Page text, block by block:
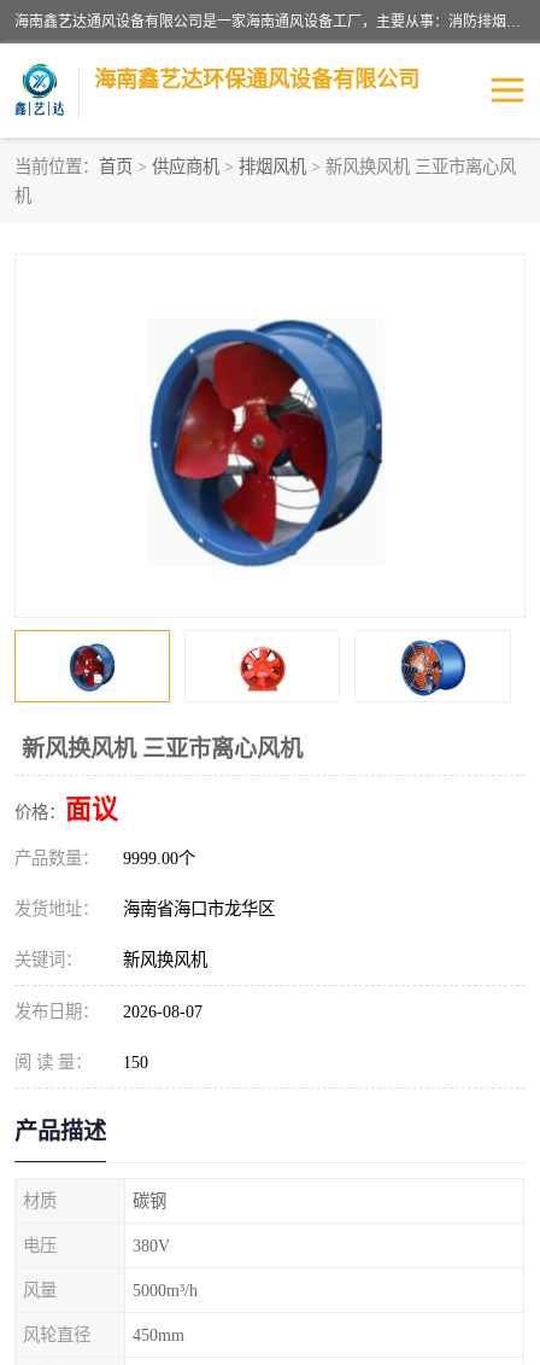
海南鑫艺达通风设备有限公司是一家海南通风设备工厂，主要从事：消防排烟工程、油烟净化工程、厨房排烟工程、酒店厨房设备、新风排风系统、镀锌铁皮管道加工、暖通工程、通风管道安装、消防火阀百叶风口等业务。公司拥有管道及配件一体化工厂生产线，良好的售后服务，良好的设计团队，良好的施工团队、良好管理人员，掌握畅通丰富的信息、市场渠道。
海南鑫艺达环保通风设备有限公司
当前位置： 首页 > 供应商机 > 排烟风机 > 新风换风机 三亚市离心风
机
新风换风机 三亚市离心风机
价格： 面议
产品数量： 9999.00个
发货地址： 海南省海口市龙华区
关键词： 新风换风机
发布日期： 2026-08-07
阅 读 量： 150
产品描述
材质 碳钢
电压 380V
风量 5000m³/h
风轮直径 450mm
管道配件
镁质防火风管
通风管道
消防风机
镀锌矩形风管
不锈钢烟罩
排烟风机 百叶风口
油烟净化器